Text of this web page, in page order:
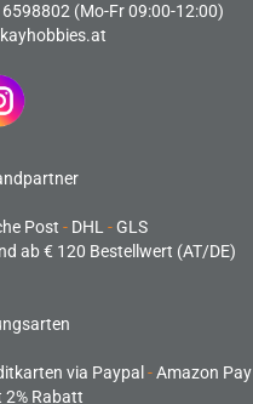
6598802 (Mo-Fr 09:00-12:00)
Post - DHL -GLS
ab € 120 Bestellwert (AT/DE)
via Paypal -Amazon Pay
2% Rabatt